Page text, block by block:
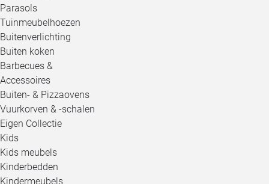
Parasols
Tuinmeubelhoezen
Buitenverlichting
Buiten koken
Barbecues &
Accessoires
Buiten- & Pizzaovens
Vuurkorven & -schalen
Eigen Collectie
Kids
Kids meubels
Kinderbedden
Kindermeubels